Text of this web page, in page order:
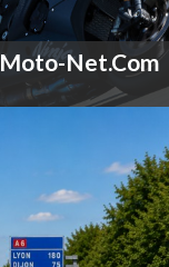
Moto-Net.Com